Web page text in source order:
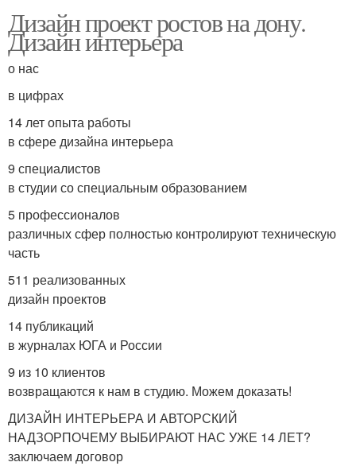
Дизайн проект ростов на дону.
Дизайн интерьера
о нас
в цифрах
14 лет опыта работы
в сфере дизайна интерьера
9 специалистов
в студии со специальным образованием
5 профессионалов
различных сфер полностью контролируют техническую
часть
511 реализованных
дизайн проектов
14 публикаций
в журналах ЮГА и России
9 из 10 клиентов
возвращаются к нам в студию. Можем доказать!
ДИЗАЙН ИНТЕРЬЕРА И АВТОРСКИЙ
НАДЗОРПОЧЕМУ ВЫБИРАЮТ НАС УЖЕ 14 ЛЕТ?
заключаем договор